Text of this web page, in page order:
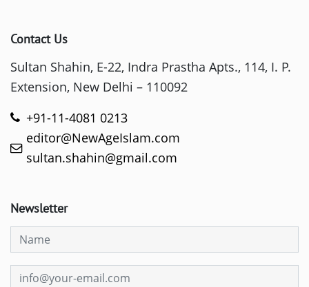
Contact Us
Sultan Shahin, E-22, Indra Prastha Apts., 114, I. P.
Extension, New Delhi – 110092
+91-11-4081 0213
editor@NewAgeIslam.com
sultan.shahin@gmail.com
Newsletter